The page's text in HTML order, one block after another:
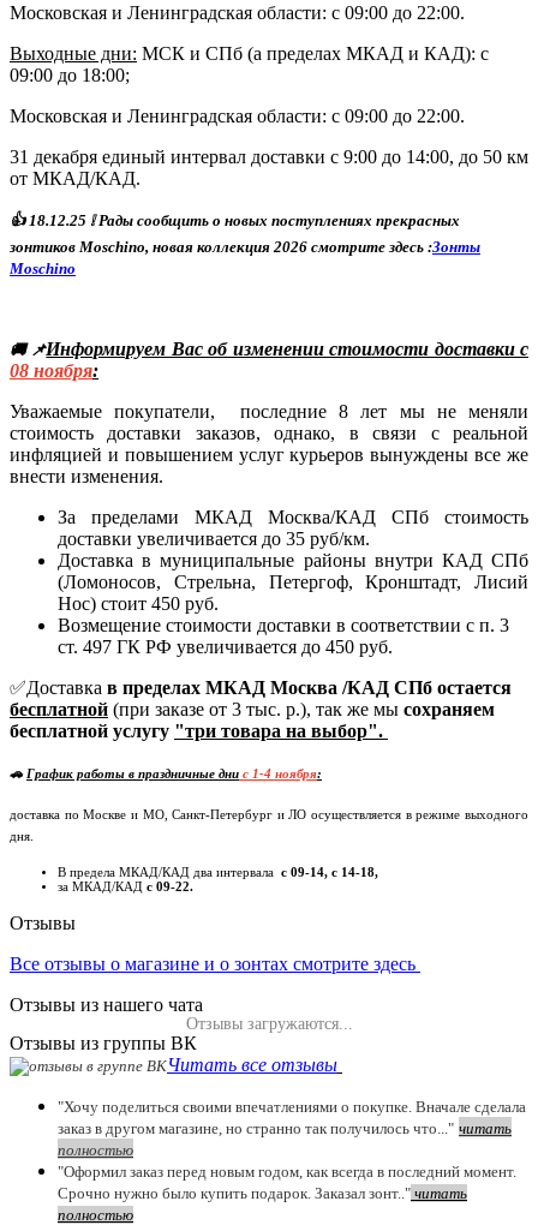
Московская и Ленинградская области: с 09:00 до 22:00.
Выходные дни: МСК и СПб (а пределах МКАД и КАД): с
09:00 до 18:00;
Московская и Ленинградская области: с 09:00 до 22:00.
31 декабря единый интервал доставки с 9:00 до 14:00, до 50 км
от МКАД/КАД.
👍18.12.25 ❕ Рады сообщить о новых поступлениях прекрасных
зонтиков Moschino, новая коллекция 2026 смотрите здесь :Зонты
Moschino
🚚 📌Информируем Вас об изменении стоимости доставки с
08 ноября:
Уважаемые покупатели, последние 8 лет мы не меняли
стоимость доставки заказов, однако, в связи с реальной
инфляцией и повышением услуг курьеров вынуждены все же
внести изменения.
За пределами МКАД Москва/КАД СПб стоимость
доставки увеличивается до 35 руб/км.
Доставка в муниципальные районы внутри КАД СПб
(Ломоносов, Стрельна, Петергоф, Кронштадт, Лисий
Нос) стоит 450 руб.
Возмещение стоимости доставки в соответствии с п. 3
ст. 497 ГК РФ увеличивается до 450 руб.
✅Доставка в пределах МКАД Москва /КАД СПб остается
бесплатной (при заказе от 3 тыс. р.), так же мы сохраняем
бесплатной услугу "три товара на выбор".
🚗 График работы в праздничные дни c 1-4 ноября:
доставка по Москве и МО, Санкт-Петербург и ЛО осуществляется в режиме выходного
дня.
В предела МКАД/КАД два интервала с 09-14, с 14-18,
за МКАД/КАД с 09-22.
Отзывы
Все отзывы о магазине и о зонтах смотрите здесь
Отзывы из нашего чата
Отзывы загружаются...
Отзывы из группы ВК
Читать все отзывы
"Хочу поделиться своими впечатлениями о покупке. Вначале сделала
заказ в другом магазине, но странно так получилось что..." читать
полностью
"Оформил заказ перед новым годом, как всегда в последний момент.
Срочно нужно было купить подарок. Заказал зонт.." читать
полностью